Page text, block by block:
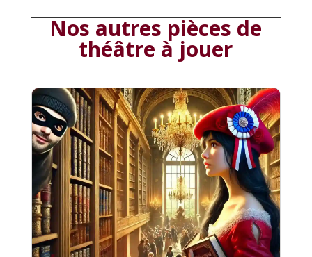
Nos autres pièces de
théâtre à jouer